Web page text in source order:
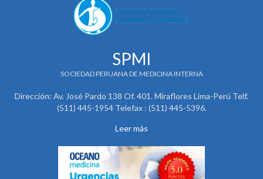
SPMI
SOCIEDAD PERUANA DE MEDICINA INTERNA
Dirección: Av. José Pardo 138 Of. 401. Miraflores Lima-Perú Telf.
(511) 445-1954 Telefax : (511) 445-5396.
Leer más